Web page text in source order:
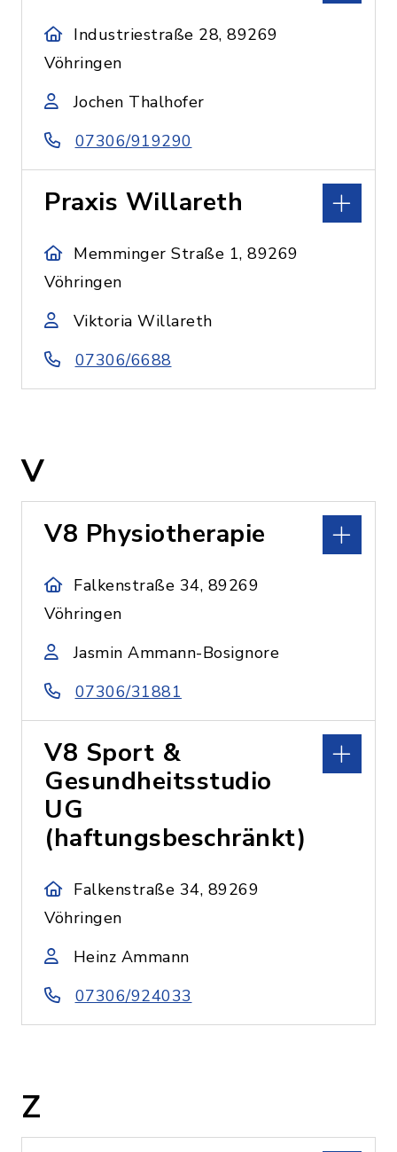
Industriestraße 28, 89269
Vöhringen
Jochen Thalhofer
07306/919290
Praxis Willareth
Memminger Straße 1, 89269
Vöhringen
Viktoria Willareth
07306/6688
V
V8 Physiotherapie
Falkenstraße 34, 89269
Vöhringen
Jasmin Ammann-Bosignore
07306/31881
V8 Sport &
Gesundheitsstudio
UG
(haftungsbeschränkt)
Falkenstraße 34, 89269
Vöhringen
Heinz Ammann
07306/924033
Z